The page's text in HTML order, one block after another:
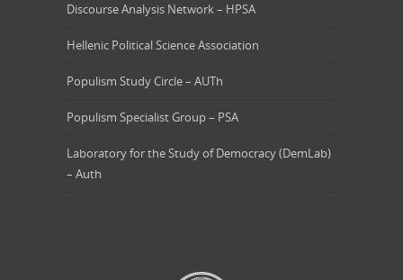
Discourse Analysis Network – HPSA
Hellenic Political Science Association
Populism Study Circle – AUTh
Populism Specialist Group – PSA
Laboratory for the Study of Democracy (DemLab)
– Auth